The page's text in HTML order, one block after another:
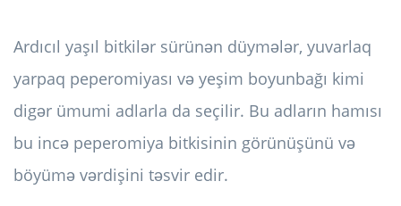
Ardıcıl yaşıl bitkilər sürünən düymələr, yuvarlaq
yarpaq peperomiyası və yeşim boyunbağı kimi
digər ümumi adlarla da seçilir. Bu adların hamısı
bu incə peperomiya bitkisinin görünüşünü və
böyümə vərdişini təsvir edir.